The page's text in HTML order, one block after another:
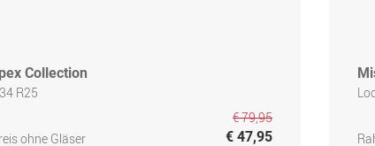
Collection
R25
ohne Gläser
€ 79,95
€ 47,95